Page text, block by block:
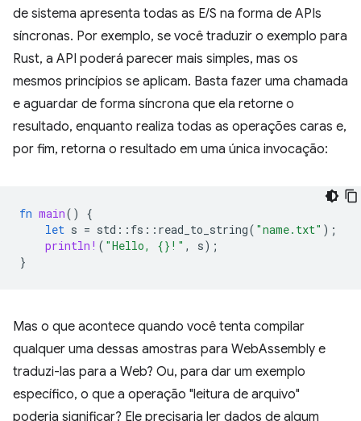
de sistema apresenta todas as E/S na forma de APIs
síncronas. Por exemplo, se você traduzir o exemplo para
Rust, a API poderá parecer mais simples, mas os
mesmos princípios se aplicam. Basta fazer uma chamada
e aguardar de forma síncrona que ela retorne o
resultado, enquanto realiza todas as operações caras e,
por fim, retorna o resultado em uma única invocação:
fn main()
{
let s = std :: fs :: read_to_string( "name.txt" );
println! ( "Hello, {}!" , s);
}
Mas o que acontece quando você tenta compilar
qualquer uma dessas amostras para WebAssembly e
traduzi-las para a Web? Ou, para dar um exemplo
específico, o que a operação "leitura de arquivo"
poderia significar? Ele precisaria ler dados de algum